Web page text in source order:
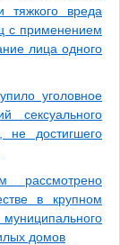
тяжкого вреда
с применением
лица одного
уголовное
сексуального
не достигшего
рассмотрено
в крупном
домов